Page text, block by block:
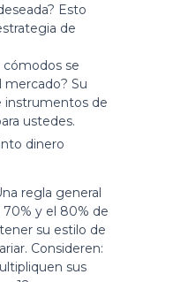
Esto
de
cómodos se
mercado? Su
instrumentos de
ustedes.
dinero
regla general
y el 80% de
su estilo de
Consideren:
sus